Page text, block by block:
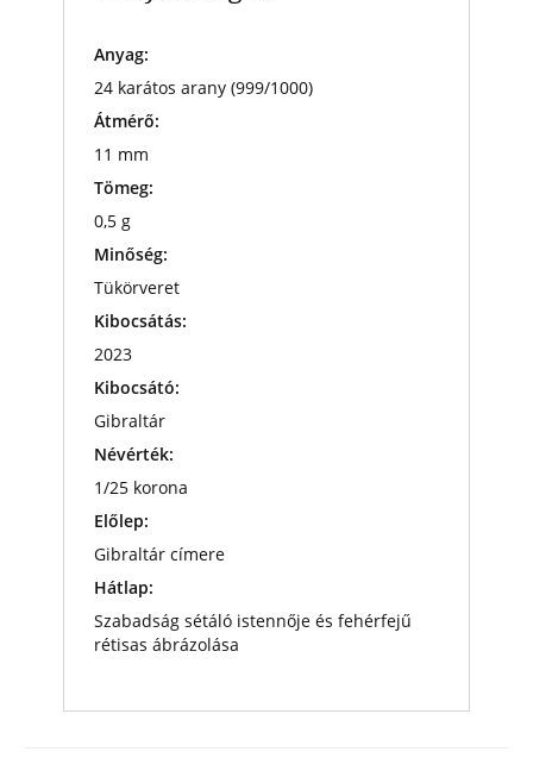
Anyag:
24 karátos arany (999/1000)
Átmérő:
11 mm
Tömeg:
0,5 g
Minőség:
Tükörveret
Kibocsátás:
2023
Kibocsátó:
Gibraltár
Névérték:
1/25 korona
Előlep:
Gibraltár címere
Hátlap:
Szabadság sétáló istennője és fehérfejű
rétisas ábrázolása